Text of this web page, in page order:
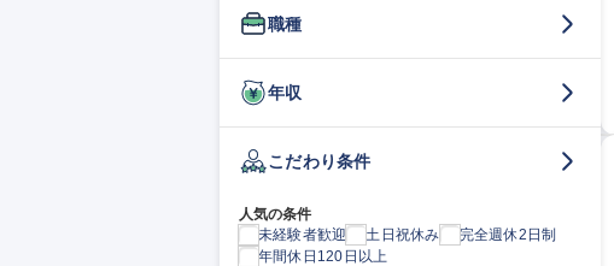
職種
年収
こだわり条件
人気の条件
未経験者歓迎
土日祝休み
完全週休2日制
年間休日120日以上